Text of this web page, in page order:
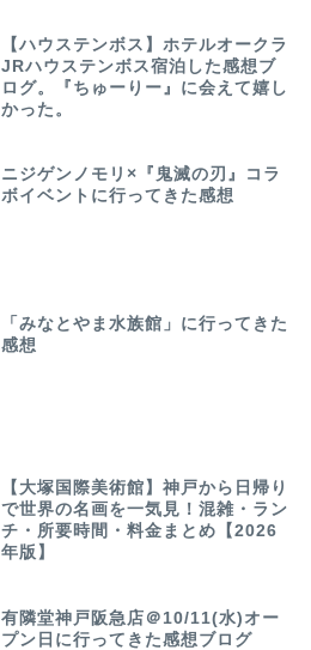
【ハウステンボス】ホテルオークラ
JRハウステンボス宿泊した感想ブ
ログ。『ちゅーりー』に会えて嬉し
かった。
ニジゲンノモリ×『鬼滅の刃』コラ
ボイベントに行ってきた感想
「みなとやま水族館」に行ってきた
感想
【大塚国際美術館】神戸から日帰り
で世界の名画を一気見！混雑・ラン
チ・所要時間・料金まとめ【2026
年版】
有隣堂神戸阪急店＠10/11(水)オー
プン日に行ってきた感想ブログ